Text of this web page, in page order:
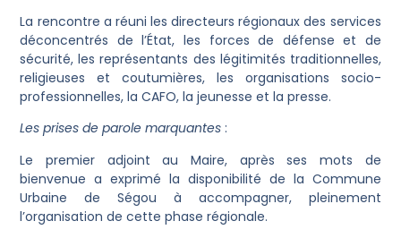
La rencontre a réuni les directeurs régionaux des services
déconcentrés de l’État, les forces de défense et de
sécurité, les représentants des légitimités traditionnelles,
religieuses et coutumières, les organisations socio-
professionnelles, la CAFO, la jeunesse et la presse.
Les prises de parole marquantes :
Le premier adjoint au Maire, après ses mots de
bienvenue a exprimé la disponibilité de la Commune
Urbaine de Ségou à accompagner, pleinement
l’organisation de cette phase régionale.